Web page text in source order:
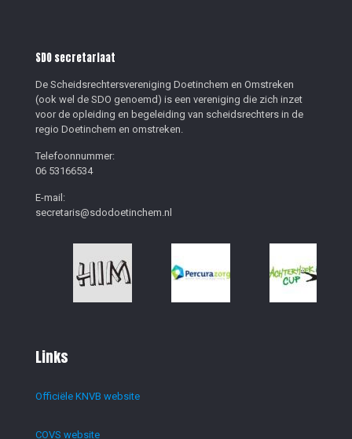
SDO secretariaat
De Scheidsrechtersvereniging Doetinchem en Omstreken
(ook wel de SDO genoemd) is een vereniging die zich inzet
voor de opleiding en begeleiding van scheidsrechters in de
regio Doetinchem en omstreken.
Telefoonnummer:
06 53166534
E-mail:
secretaris@sdodoetinchem.nl
Links
Officiële KNVB website
COVS website